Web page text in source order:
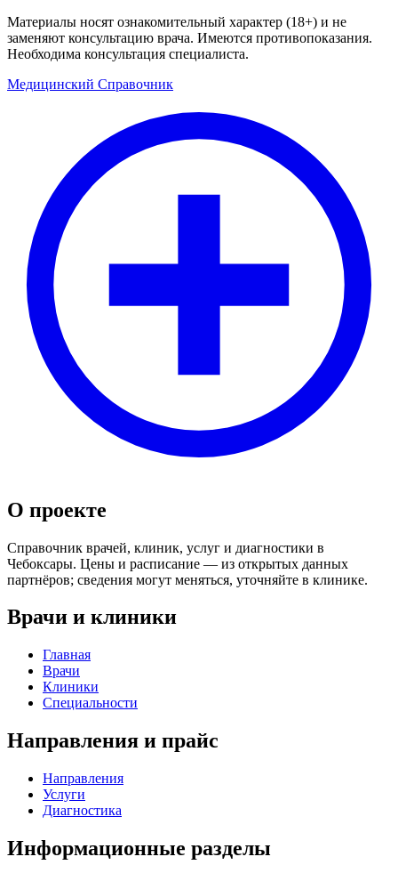
Материалы носят ознакомительный характер (18+) и не
заменяют консультацию врача. Имеются противопоказания.
Необходима консультация специалиста.
Медицинский Справочник
О проекте
Справочник врачей, клиник, услуг и диагностики в
Чебоксары. Цены и расписание — из открытых данных
партнёров; сведения могут меняться, уточняйте в клинике.
Врачи и клиники
Главная
Врачи
Клиники
Специальности
Направления и прайс
Направления
Услуги
Диагностика
Информационные разделы